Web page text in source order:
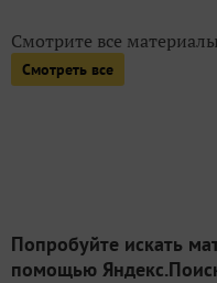
Смотрите все материалы
Смотреть все
Попробуйте искать
помощью